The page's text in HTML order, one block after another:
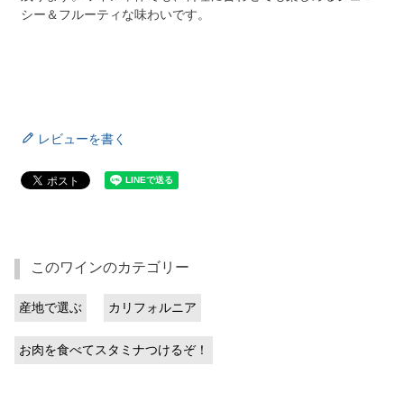
シー＆フルーティな味わいです。
レビューを書く
このワインのカテゴリー
産地で選ぶ カリフォルニア
お肉を食べてスタミナつけるぞ！